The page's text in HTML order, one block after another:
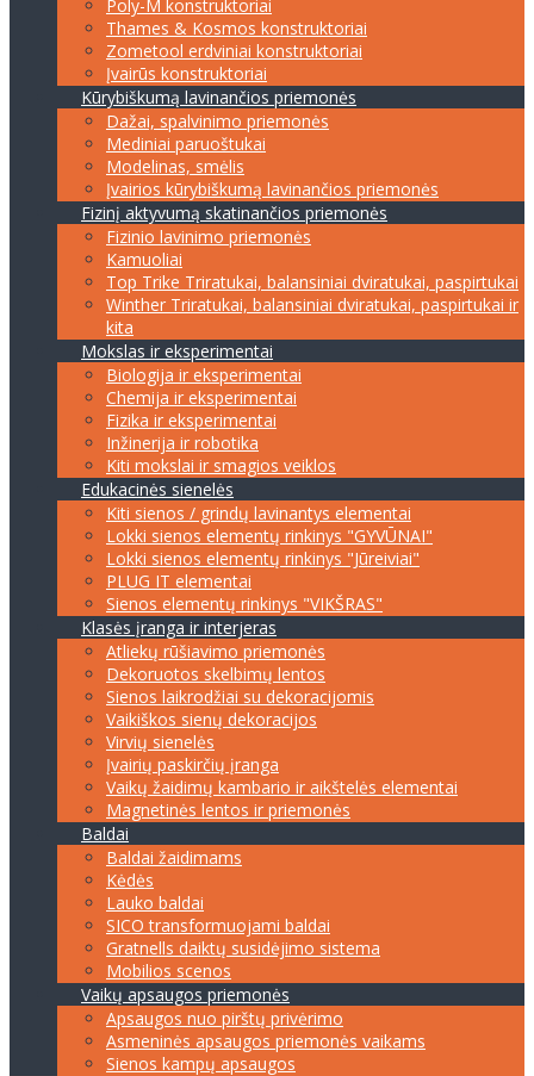
Poly-M konstruktoriai
Thames & Kosmos konstruktoriai
Zometool erdviniai konstruktoriai
Įvairūs konstruktoriai
Kūrybiškumą lavinančios priemonės
Dažai, spalvinimo priemonės
Mediniai paruoštukai
Modelinas, smėlis
Įvairios kūrybiškumą lavinančios priemonės
Fizinį aktyvumą skatinančios priemonės
Fizinio lavinimo priemonės
Kamuoliai
Top Trike Triratukai, balansiniai dviratukai, paspirtukai
Winther Triratukai, balansiniai dviratukai, paspirtukai ir
kita
Mokslas ir eksperimentai
Biologija ir eksperimentai
Chemija ir eksperimentai
Fizika ir eksperimentai
Inžinerija ir robotika
Kiti mokslai ir smagios veiklos
Edukacinės sienelės
Kiti sienos / grindų lavinantys elementai
Lokki sienos elementų rinkinys "GYVŪNAI"
Lokki sienos elementų rinkinys "Jūreiviai"
PLUG IT elementai
Sienos elementų rinkinys "VIKŠRAS"
Klasės įranga ir interjeras
Atliekų rūšiavimo priemonės
Dekoruotos skelbimų lentos
Sienos laikrodžiai su dekoracijomis
Vaikiškos sienų dekoracijos
Virvių sienelės
Įvairių paskirčių įranga
Vaikų žaidimų kambario ir aikštelės elementai
Magnetinės lentos ir priemonės
Baldai
Baldai žaidimams
Kėdės
Lauko baldai
SICO transformuojami baldai
Gratnells daiktų susidėjimo sistema
Mobilios scenos
Vaikų apsaugos priemonės
Apsaugos nuo pirštų privėrimo
Asmeninės apsaugos priemonės vaikams
Sienos kampų apsaugos